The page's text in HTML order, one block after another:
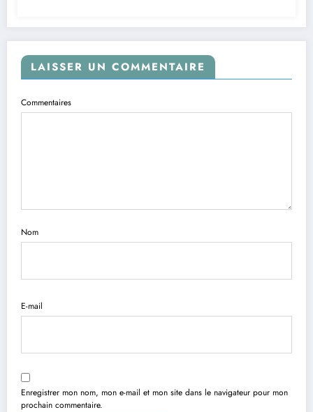
LAISSER UN COMMENTAIRE
Commentaires
Nom
E-mail
Enregistrer mon nom, mon e-mail et mon site dans le navigateur pour mon
prochain commentaire.